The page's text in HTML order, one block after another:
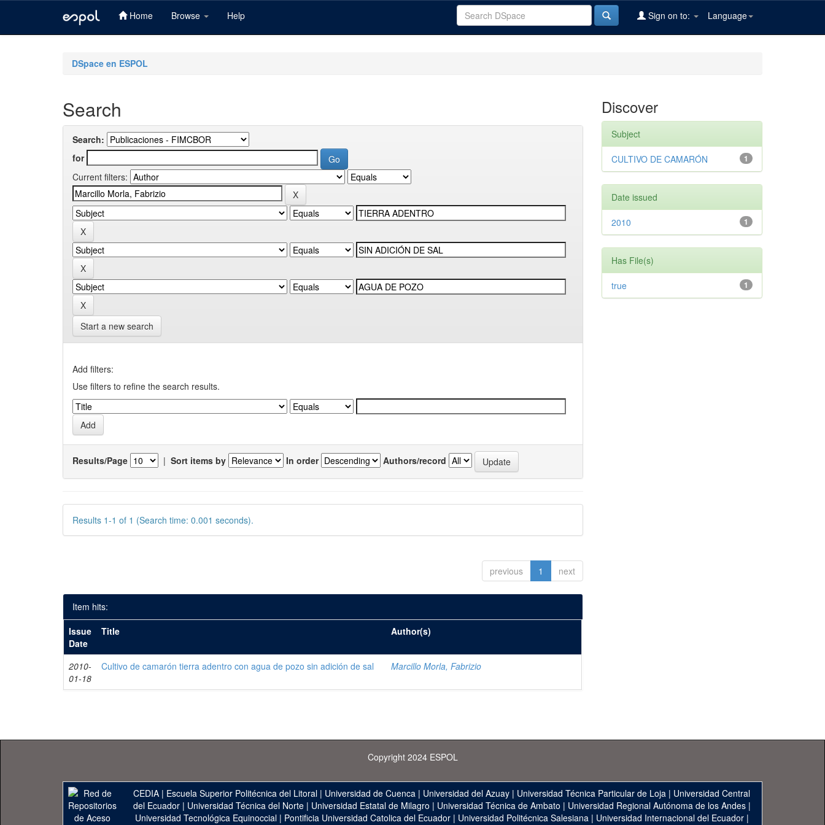
Home Browse Help Language
Sign on to:
DSpace en ESPOL
Search
Search:
for
Current filters:
Start a new search
Add filters:
Use filters to refine the search results.
Results/Page | Sort items by In order Authors/record
Results 1-1 of 1 (Search time: 0.001 seconds).
previous 1 next
Item hits:
Issue
Date
Title Author(s)
2010-
01-18
Cultivo de camarón tierra adentro con agua de pozo sin adición de sal Marcillo Morla, Fabrizio
Discover
Subject
1
CULTIVO DE CAMARÓN
Date issued
1
2010
Has File(s)
1
true
Copyright 2024 ESPOL
CEDIA | Escuela Superior Politécnica del Litoral | Universidad de Cuenca | Universidad del Azuay | Universidad Técnica Particular de Loja | Universidad Central
del Ecuador| Universidad Técnica del Norte| Universidad Estatal de Milagro | Universidad Técnica de Ambato | Universidad Regional Autónoma de los Andes|
Universidad Tecnológica Equinoccial| Pontificia Universidad Catolica del Ecuador| Universidad Politécnica Salesiana| Universidad Internacional del Ecuador|